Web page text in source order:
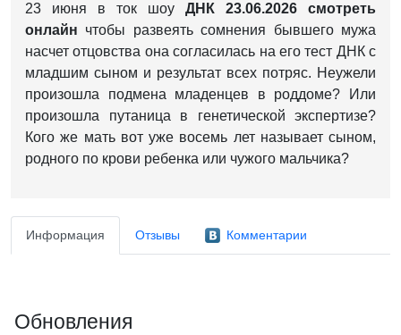
23 июня в ток шоу ДНК 23.06.2026 смотреть
онлайн чтобы развеять сомнения бывшего мужа
насчет отцовства она согласилась на его тест ДНК с
младшим сыном и результат всех потряс. Неужели
произошла подмена младенцев в роддоме? Или
произошла путаница в генетической экспертизе?
Кого же мать вот уже восемь лет называет сыном,
родного по крови ребенка или чужого мальчика?
Информация Отзывы Комментарии
Обновления